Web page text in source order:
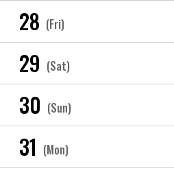
28 (Fri)
29 (Sat)
30 (Sun)
31 (Mon)